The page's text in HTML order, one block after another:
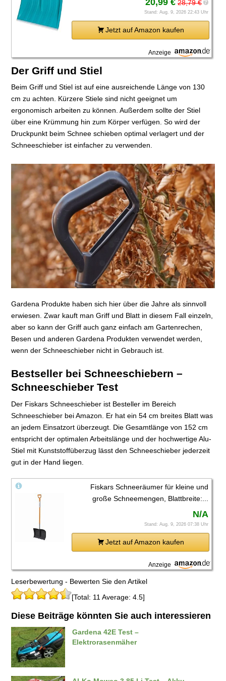
28,79 € ?
Stand: Aug. 9, 2026 22:43 Uhr
Jetzt auf Amazon kaufen
Anzeige
Der Griff und Stiel
Beim Griff und Stiel ist auf eine ausreichende Länge von 130
cm zu achten. Kürzere Stiele sind nicht geeignet um
ergonomisch arbeiten zu können. Außerdem sollte der Stiel
über eine Krümmung hin zum Körper verfügen. So wird der
Druckpunkt beim Schnee schieben optimal verlagert und der
Schneeschieber ist einfacher zu verwenden.
Gardena Produkte haben sich hier über die Jahre als sinnvoll
erwiesen. Zwar kauft man Griff und Blatt in diesem Fall einzeln,
aber so kann der Griff auch ganz einfach am Gartenrechen,
Besen und anderen Gardena Produkten verwendet werden,
wenn der Schneeschieber nicht in Gebrauch ist.
Bestseller bei Schneeschiebern –
Schneeschieber Test
Der Fiskars Schneeschieber ist Besteller im Bereich
Schneeschieber bei Amazon. Er hat ein 54 cm breites Blatt was
an jedem Einsatzort überzeugt. Die Gesamtlänge von 152 cm
entspricht der optimalen Arbeitslänge und der hochwertige Alu-
Stiel mit Kunststoffüberzug lässt den Schneeschieber jederzeit
gut in der Hand liegen.
Fiskars Schneeräumer für kleine und
große Schneemengen, Blattbreite:...
N/A
Stand: Aug. 9, 2026 07:38 Uhr
Jetzt auf Amazon kaufen
Anzeige
Leserbewertung - Bewerten Sie den Artikel
[Total: 11 Average: 4.5]
Diese Beiträge könnten Sie auch interessieren
Gardena 42E Test –
Elektrorasenmäher